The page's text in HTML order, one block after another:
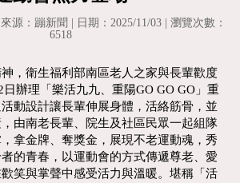
源：蹦新聞 | 日期：2025/11/03 | 瀏覽次數：
6518
，衛生福利部南區老人之家與長輩歡度
辦理「樂活九九、重陽GO GO GO」重
動設計讓長輩伸展身體，活絡筋骨，並
由南老長輩、院生及社區民眾一起組隊
拿金牌、奪獎金，展現不老運動魂，秀
的青春，以運動會的方式傳遞尊老、愛
笑與掌聲中感受活力與溫暖。堪稱「活